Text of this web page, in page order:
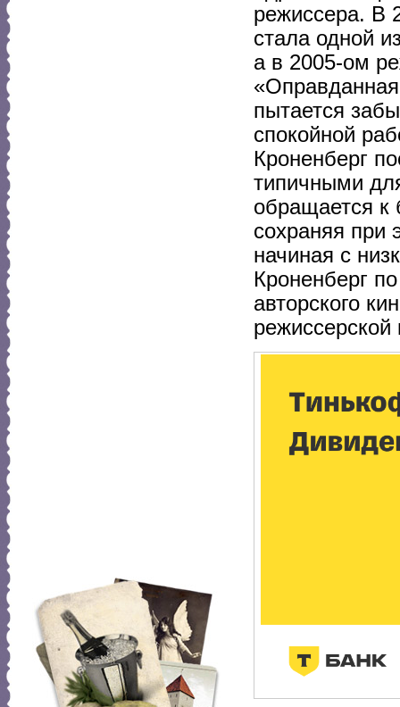
режиссера. В
стала одной
а в 2005-ом
пытается
спокойной
Кроненберг
типичными
обращается к
сохраняя при
начиная с
Кроненберг
авторского